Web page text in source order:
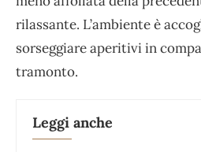
rilassante. L’ambiente è
sorseggiare aperitivi in
tramonto.
Leggi anche